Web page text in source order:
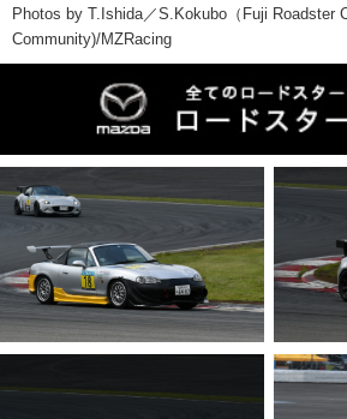
Photos by T.Ishida／S.Kokubo（Fuji Roadster
Community)/MZRacing